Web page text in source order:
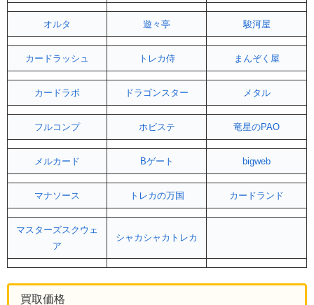
オルタ 遊々亭 駿河屋
カードラッシュ トレカ侍 まんぞく屋
カードラボ ドラゴンスター メタル
フルコンプ ホビステ 竜星のPAO
メルカード Bゲート bigweb
マナソース トレカの万国 カードランド
マスターズスクウェ
ア
シャカシャカトレカ
買取価格